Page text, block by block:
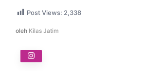
Post Views: 2,338
oleh Kilas Jatim